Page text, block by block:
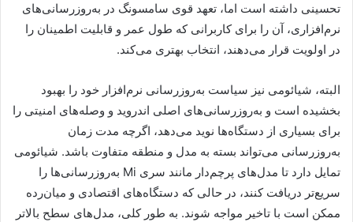
تحسینی داشته است اما، تعهد قوی سامسونگ در به‌روزرسانی‌های
نرم‌افزاری، آن را برای کاربرانی که طول عمر و قابلیت اطمینان را
در اولویت قرار می‌دهند، انتخاب بهتری می‌کند.
البته، شیائومی نیز سیاست به‌روزرسانی نرم‌افزار خود را بهبود
بخشیده است و به‌روزرسانی‌های اصلی اندروید و وصله‌های امنیتی را
برای بسیاری از دستگاه‌ها نوید می‌دهد، اگرچه مدت زمان
به‌روزرسانی می‌تواند بسته به مدل و منطقه متفاوت باشد. شیائومی
تمایل دارد تا مدل‌های پرچم‌دار مانند سری Mi به‌روزرسانی‌ها را
سریع‌تر دریافت کنند، در حالی که دستگاه‌های اقتصادی و میان‌رده
ممکن است با تاخیر مواجه شوند. به طور کلی، مدل‌های سطح بالاتر